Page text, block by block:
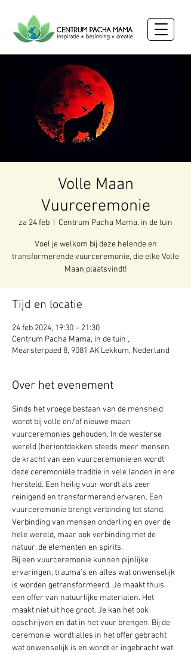
Volle Maan
Vuurceremonie
za 24 feb Centrum Pacha Mama, in de tuin
Voel je welkom bij deze helende en
transformerende vuurceremonie, die elke Volle
Maan plaatsvindt!
Tijd en locatie
24 feb 2024, 19:30 – 21:30
Centrum Pacha Mama, in de tuin ,
Mearsterpaed 8, 9081 AK Lekkum, Nederland
Over het evenement
Sinds het vroege bestaan van de mensheid
wordt bij volle en/of nieuwe maan
vuurceremonies gehouden. In de westerse
wereld (her)ontdekken steeds meer mensen
de kracht van een vuurceremonie en wordt
deze ceremoniële traditie in vele landen in ere
hersteld. Een heilig vuur wordt als zeer
reinigend en transformerend ervaren. Een
vuurceremonie brengt verbinding tot stand.
Verbinding van mensen onderling en over de
hele wereld, maar ook verbinding met de
natuur, de elementen en spirits.
Bij een vuurceremonie kunnen pijnlijke
ervaringen, trauma’s en alles wat onwenselijk
is worden getransformeerd. Je maakt thuis
een offer van natuurlijke materialen. Het
maakt niet uit hoe groot. Je kan het ook
opschrijven en dat in het vuur brengen. Bij de
ceremonie  wordt alles in het offer gebracht
wat onwenselijk is en wordt er ingebracht wat